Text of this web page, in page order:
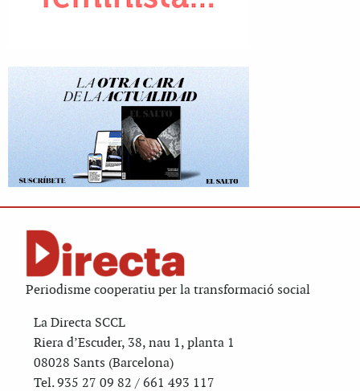
Periodisme cooperatiu per la transformació social
La Directa SCCL
Riera d’Escuder, 38, nau 1, planta 1
08028 Sants (Barcelona)
Tel. 935 27 09 82 / 661 493 117